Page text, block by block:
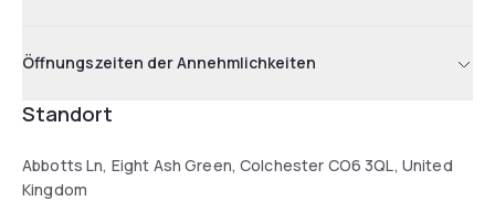
Öffnungszeiten der Annehmlichkeiten
Standort
Abbotts Ln, Eight Ash Green, Colchester CO6 3QL, United
Kingdom